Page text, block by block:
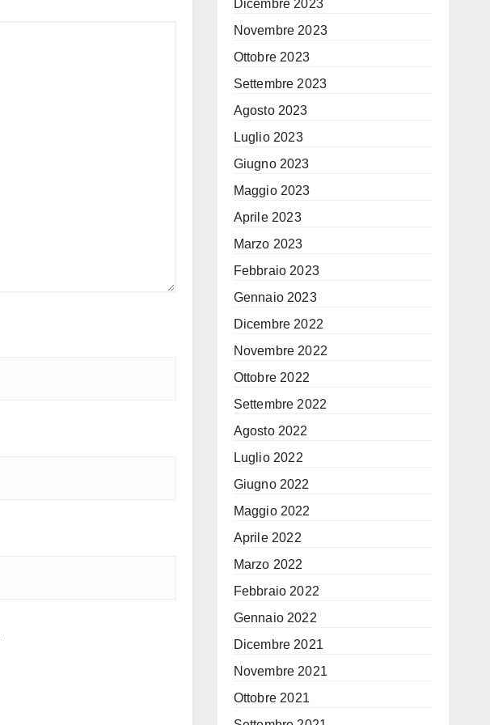
Dicembre 2023
Novembre 2023
Ottobre 2023
Settembre 2023
Agosto 2023
Luglio 2023
Giugno 2023
Maggio 2023
Aprile 2023
Marzo 2023
Febbraio 2023
Gennaio 2023
Dicembre 2022
Novembre 2022
Ottobre 2022
Settembre 2022
Agosto 2022
Luglio 2022
Giugno 2022
Maggio 2022
Aprile 2022
Marzo 2022
Febbraio 2022
Gennaio 2022
Dicembre 2021
Novembre 2021
Ottobre 2021